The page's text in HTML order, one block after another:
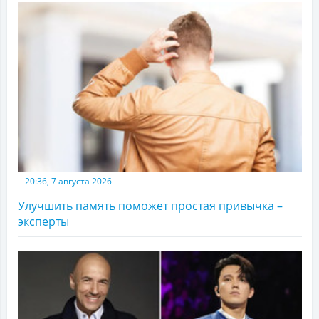
20:36, 7 августа 2026
Улучшить память поможет простая привычка –
эксперты